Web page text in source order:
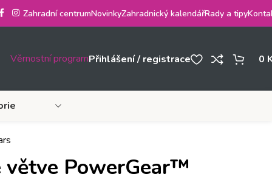
Zahradní centrumNovinkyZahradnický kalendářRady a tipy
Věrnostní programPřihlášení / registrace 0
větve PowerGear™